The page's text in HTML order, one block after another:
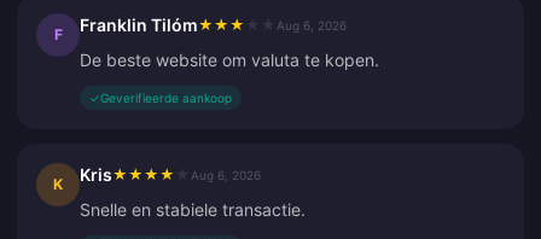
F Franklin Tilóm★ ★ ★ Aug 6, 2026
De beste website om valuta te kopen.
✓Geverifieerde aankoop
K Kris★ ★ ★ ★ Aug 6, 2026
Snelle en stabiele transactie.